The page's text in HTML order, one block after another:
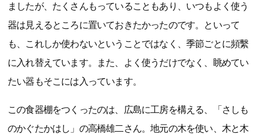
ましたが、たくさんもっていることもあり、いつもよく使う
器は見えるところに置いておきたかったのです。といって
も、これしか使わないということではなく、季節ごとに頻繫
に入れ替えています。また、よく使うだけでなく、眺めてい
たい器もそこには入っています。
この食器棚をつくったのは、広島に工房を構える、「さしも
のかぐたかはし」の高橋雄二さん。地元の木を使い、木と木